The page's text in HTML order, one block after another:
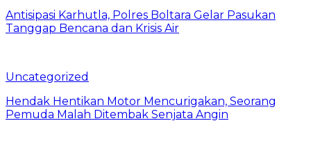
Antisipasi Karhutla, Polres Boltara Gelar Pasukan
Tanggap Bencana dan Krisis Air
Uncategorized
Hendak Hentikan Motor Mencurigakan, Seorang
Pemuda Malah Ditembak Senjata Angin